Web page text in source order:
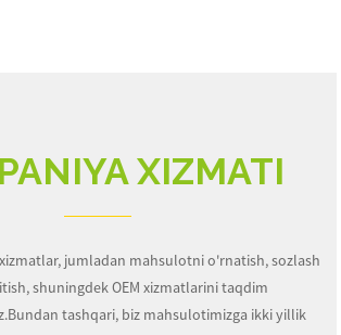
XIZMATI
jumladan mahsulotni o'rnatish, sozlash
shuningdek OEM xizmatlarini taqdim
tashqari, biz mahsulotimizga ikki yillik